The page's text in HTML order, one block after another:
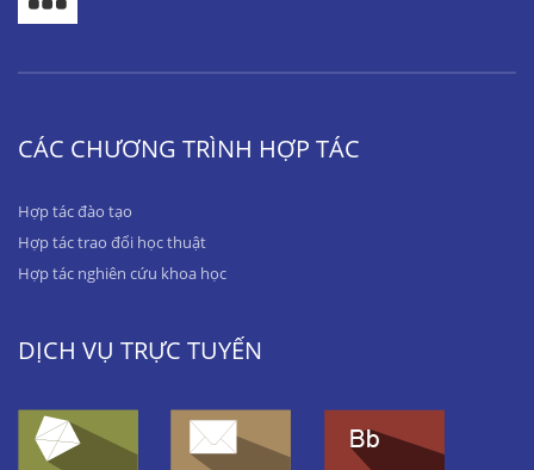
CÁC CHƯƠNG TRÌNH HỢP TÁC
Hợp tác đào tạo
Hợp tác trao đổi học thuật
Hợp tác nghiên cứu khoa học
DỊCH VỤ TRỰC TUYẾN